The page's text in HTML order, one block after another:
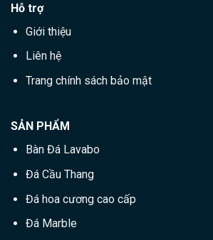
Hỗ trợ
Giới thiệu
Liên hệ
Trang chính sách bảo mật
SẢN PHẨM
Bàn Đá Lavabo
Đá Cầu Thang
Đá hoa cương cao cấp
Đá Marble